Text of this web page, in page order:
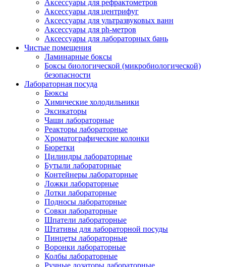
Аксессуары для рефрактометров
Аксессуары для центрифуг
Аксессуары для ультразвуковых ванн
Аксессуары для ph-метров
Аксессуары для лабораторных бань
Чистые помещения
Ламинарные боксы
Боксы биологической (микробиологической)
безопасности
Лабораторная посуда
Бюксы
Химические холодильники
Эксикаторы
Чаши лабораторные
Реакторы лабораторные
Хроматографические колонки
Бюретки
Цилиндры лабораторные
Бутыли лабораторные
Контейнеры лабораторные
Ложки лабораторные
Лотки лабораторные
Подносы лабораторные
Совки лабораторные
Шпатели лабораторные
Штативы для лабораторной посуды
Пинцеты лабораторные
Воронки лабораторные
Колбы лабораторные
Ручные дозаторы лабораторные